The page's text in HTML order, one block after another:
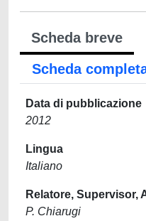
Scheda breve
Scheda
Data di pubblicazione
2012
Lingua
Italiano
Relatore, Supervisor,
P. Chiarugi